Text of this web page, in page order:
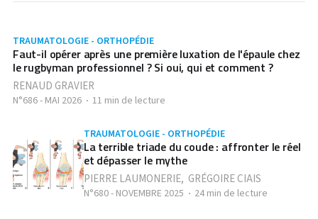
TRAUMATOLOGIE - ORTHOPÉDIE
Faut-il opérer après une première luxation de l'épaule chez
le rugbyman professionnel ? Si oui, qui et comment ?
RENAUD GRAVIER
N°686 - MAI 2026 11 min de lecture
TRAUMATOLOGIE - ORTHOPÉDIE
La terrible triade du coude : affronter le réel
et dépasser le mythe
PIERRE LAUMONERIE, GRÉGOIRE CIAIS
N°680 - NOVEMBRE 2025 24 min de lecture